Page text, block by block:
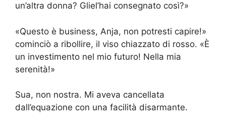
un’altra donna? Gliel’hai consegnato così?»
«Questo è business, Anja, non potresti capire!»
cominciò a ribollire, il viso chiazzato di rosso. «È
un investimento nel mio futuro! Nella mia
serenità!»
Sua, non nostra. Mi aveva cancellata
dall’equazione con una facilità disarmante.